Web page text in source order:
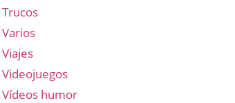
Trucos
Varios
Viajes
Videojuegos
Vídeos humor